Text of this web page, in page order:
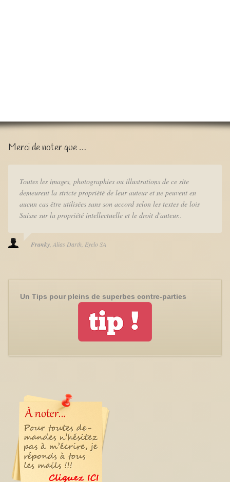
Merci de noter que …
Toutes les images, photographies ou illustrations de ce site
demeurent la stricte propriété de leur auteur et ne peuvent en
aucun cas être utilisées sans son accord selon les textes de lois
Suisse sur la propriété intellectuelle et le droit d'auteur..
Franky Alias Darth Eyelo SA
Un Tips pour pleins de superbes contre-parties